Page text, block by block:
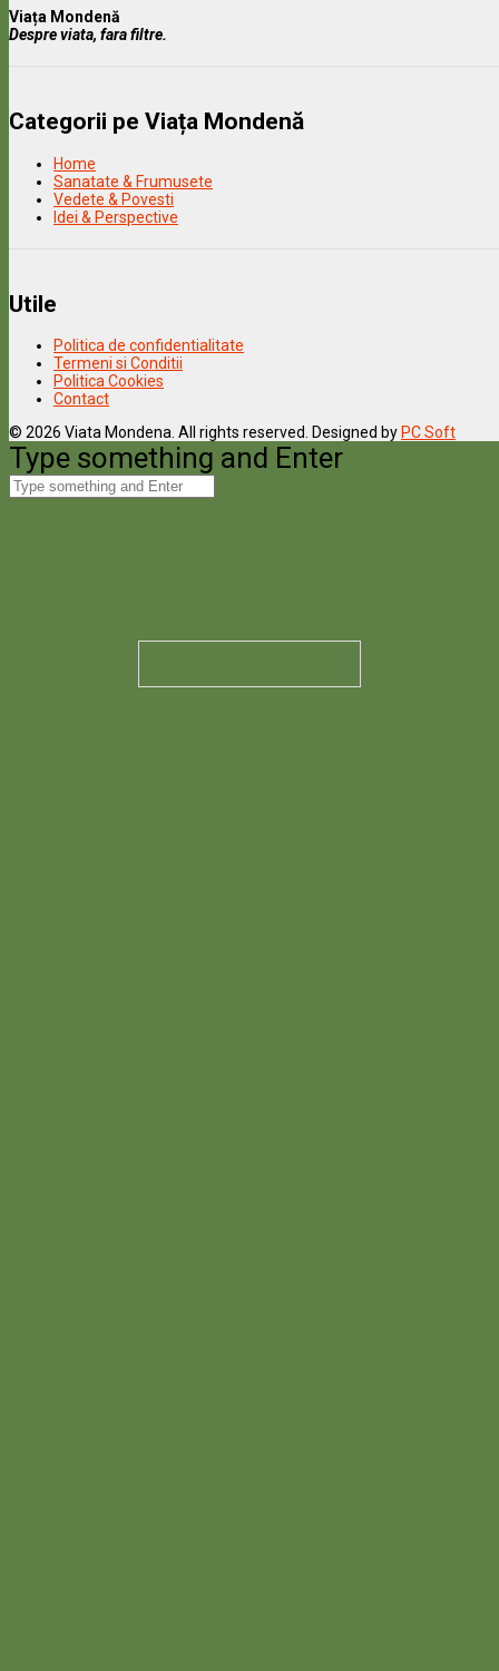
Viața Mondenă
Despre viata, fara filtre.
Categorii pe Viața Mondenă
Home
Sanatate & Frumusete
Vedete & Povesti
Idei & Perspective
Utile
Politica de confidentialitate
Termeni si Conditii
Politica Cookies
Contact
© 2026 Viata Mondena. All rights reserved. Designed by PC Soft
Type something and Enter